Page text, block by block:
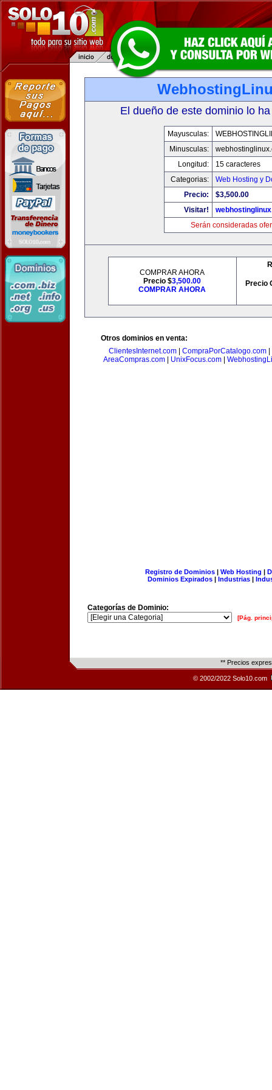
El dueño de este dominio lo
Mayusculas:
Minusculas:
Longitud:
15 caracteres
Categorias:
Web Hosting y
Precio:
$3,500.00
Visitar!
Serán consideradas
COMPRAR AHORA
Precio $3,500.00
COMPRAR AHORA
Precio
Otros dominios en venta:
ClientesInternet.com
CompraPorCatalogo.com
AreaCompras.com
UnixFocus.com
Registro de Dominios| Web Hosting |
Dominios Expirados | Industrias |
Categorías de Dominio:
[Pág.
** Precios
© 2002/2022 Solo10.com